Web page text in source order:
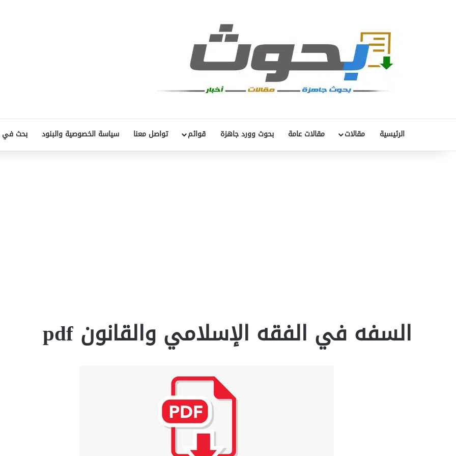
الرئيسية مقالات مقالات عامة بحوث وورد جاهزة قوائم تواصل معنا سياسة الخصوصية والبنود بحث في
السفه في الفقه الإسلامي والقانون pdf